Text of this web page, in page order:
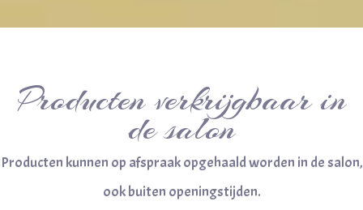
Producten verkrijgbaar in
de salon
Producten kunnen op afspraak opgehaald worden in de salon,
ook buiten openingstijden.